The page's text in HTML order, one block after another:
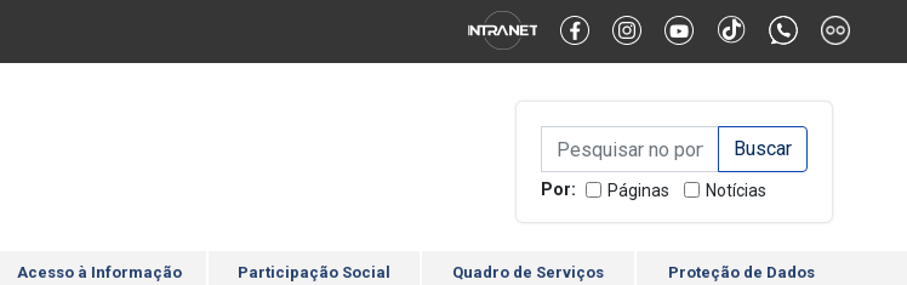
Alternar Alto Contraste Alternar Tamanho da Fonte
Campo de Busca de
Campo de Busca de informaçõesEnviar a Busca
Por: Páginas Notícias
Acesso à Informação Participação Social Quadro de Serviços
Proteção de Dados